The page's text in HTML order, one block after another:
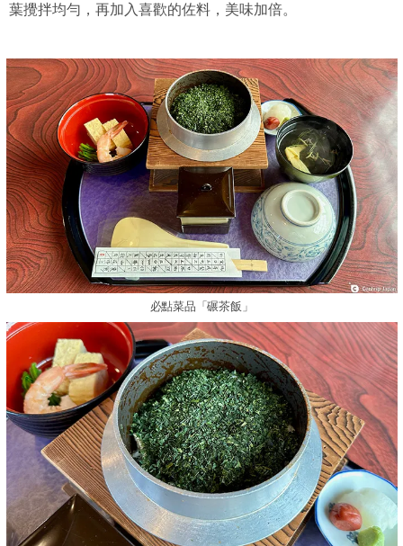
葉攪拌均勻，再加入喜歡的佐料，美味加倍。
必點菜品「碾茶飯」